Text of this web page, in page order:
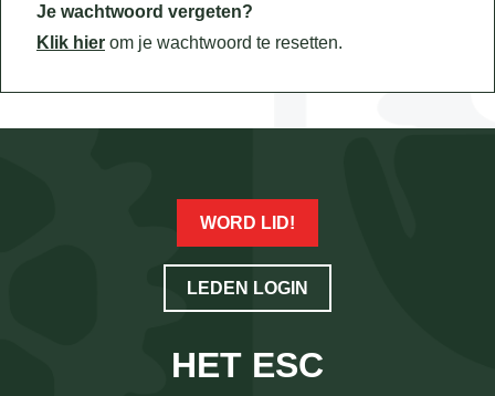
Je wachtwoord vergeten?
Klik hier om je wachtwoord te resetten.
HET ESC
WORD LID!
LEDEN LOGIN